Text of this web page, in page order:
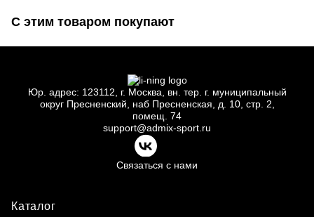
С этим товаром покупают
Юр. адрес: 123112, г. Москва, вн. тер. г. муниципальный
округ Пресненский, наб Пресненская, д.
10, стр. 2,
помещ. 74
support@admix-sport.ru
Связаться с нами
Каталог